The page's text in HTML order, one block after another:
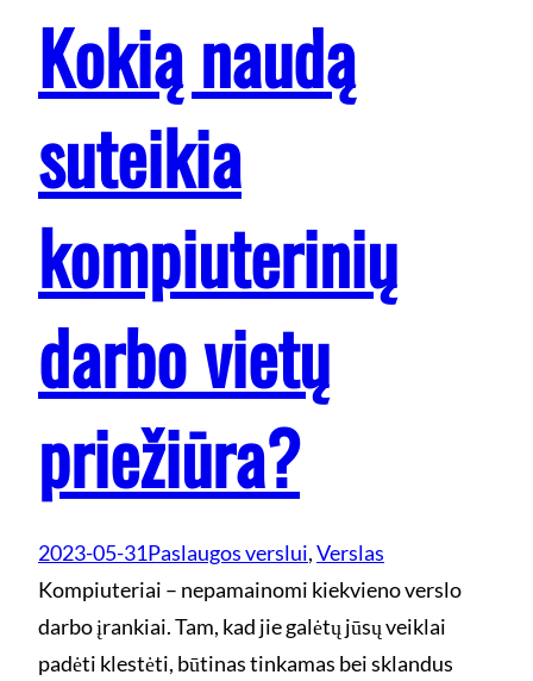
Kokią naudą
suteikia
kompiuterinių
darbo vietų
priežiūra?
2023-05-31Paslaugos verslui, Verslas
Kompiuteriai – nepamainomi kiekvieno verslo
darbo įrankiai. Tam, kad jie galėtų jūsų veiklai
padėti klestėti, būtinas tinkamas bei sklandus